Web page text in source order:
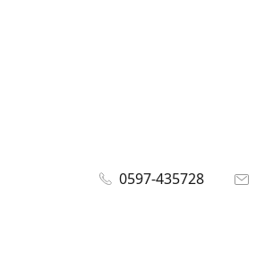
0597-435728